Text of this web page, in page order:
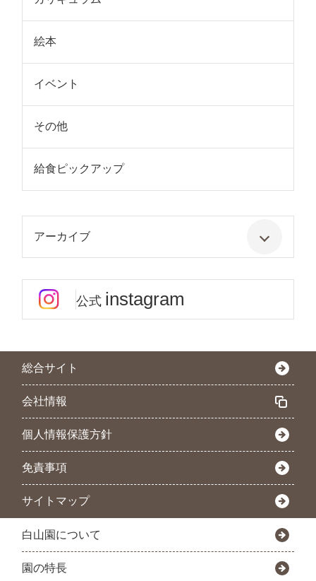
絵本
イベント
その他
給食ピックアップ
アーカイブ
公式 instagram
総合サイト
会社情報
個人情報保護方針
免責事項
サイトマップ
白山園について
園の特長